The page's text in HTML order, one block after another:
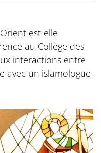
est-elle
au Collège des
interactions entre
avec un islamologue